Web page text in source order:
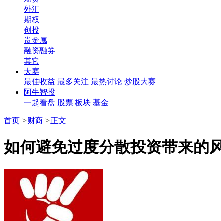
外汇
期权
创投
贵金属
融资融券
其它
大赛
最佳收益 最多关注 最热讨论 炒股大赛
阿牛智投
一起看盘 股票 板块 基金
首页 >财商 >正文
如何避免过度分散投资带来的